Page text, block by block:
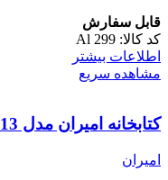
قابل سفارش
کد کالا: Al 299
اطلاعات بیشتر
مشاهده سریع
کتابخانه امیران مدل Amiran AL 313
امیران